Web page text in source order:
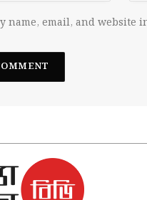
name, email, and